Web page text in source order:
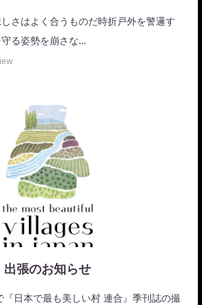
さはよく合うものだ時折戸外を警邏す
る姿勢を崩さな…
出張のお知らせ
日本で最も美しい村 連合』季刊誌の撮